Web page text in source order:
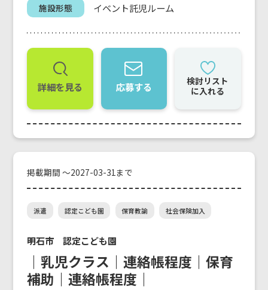
施設形態 イベント託児ルーム
詳細を見る 応募する
検討リスト
に入れる
掲載期間 ～2027-03-31まで
派遣 認定こども園 保育教諭 社会保険加入
明石市 認定こども園
｜乳児クラス｜連絡帳程度｜保育
補助｜連絡帳程度｜